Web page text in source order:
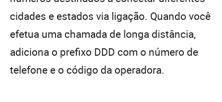
cidades e estados via ligação. Quando você
efetua uma chamada de longa distância,
adiciona o prefixo DDD com o número de
telefone e o código da operadora.